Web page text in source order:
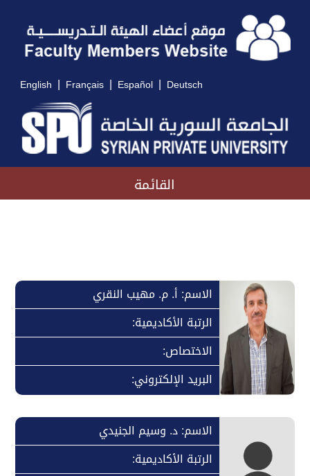
English | Français | Español | Deutsch
القائمة
الاسم: أ. م. مهيب النقري
الرتبة الأكاديمية:
الاختصاص:
البريد الإلكتروني:
الاسم: د. وسيم الجنيدي
الرتبة الأكاديمية: